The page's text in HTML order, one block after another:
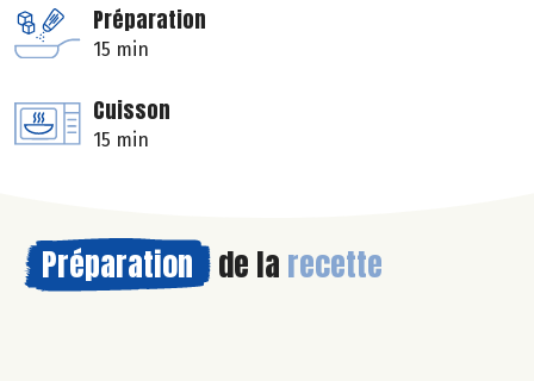
Préparation
15 min
Cuisson
15 min
Préparation de la recette